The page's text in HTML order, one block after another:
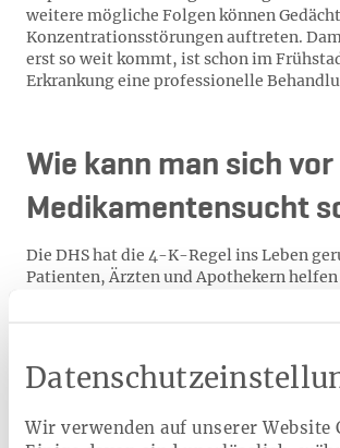
Wir verwenden auf unserer Website
weitere mögliche Folgen können
Konzentrationsstörungen auftreten.
erst so weit kommt, ist schon im
Erkrankung eine professionelle
Wie kann man sich
Medikamentensucht
Die DHS hat die 4-K-Regel ins Leben
Patienten, Ärzten und Apothekern
ein, wenn eine medizinische
Die längere Einnahme ist mit dem Arzt
wie nötig – und so wenig wie möglich.